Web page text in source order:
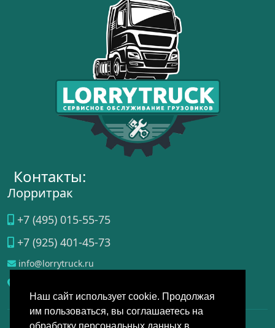
Наш сайт использует cookie. Продолжая
им пользоваться, вы соглашаетесь на
Контакты:
Лорритрак
+7 (495) 015-55-75
+7 (925) 401-45-73
info@lorrytruck.ru